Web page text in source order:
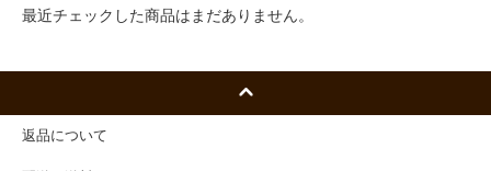
最近チェックした商品はまだありません。
返品について